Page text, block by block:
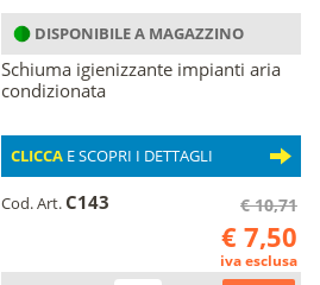
DISPONIBILE A MAGAZZINO
Schiuma igienizzante impianti aria
condizionata
CLICCAE SCOPRI I DETTAGLI
Cod. Art. C143 € 10,71
€ 7,50
iva esclusa